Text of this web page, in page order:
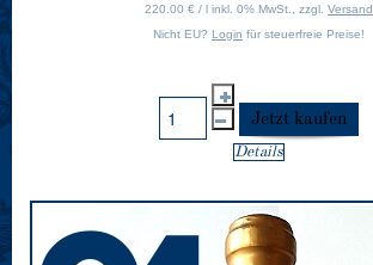
220.00 € / l inkl. 0% MwSt., zzgl. Versand
Nicht EU? Login für steuerfreie Preise!
Details